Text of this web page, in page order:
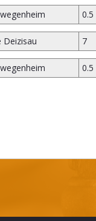
0.5
Deizisau 7
0.5